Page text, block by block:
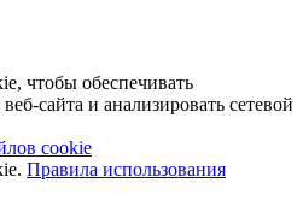
чтобы обеспечивать
сайта и анализировать сетевой
cookie
Правила использования